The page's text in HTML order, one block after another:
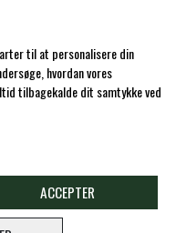
til at personalisere din
hvordan vores
tilbagekalde dit samtykke ved
ACCEPTER